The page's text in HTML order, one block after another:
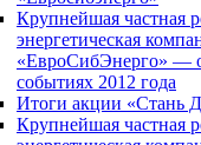
Крупнейшая частная
энергетическая
«ЕвроСибЭнерго» —
событиях 2012 года
Итоги акции «Стань
Крупнейшая частная